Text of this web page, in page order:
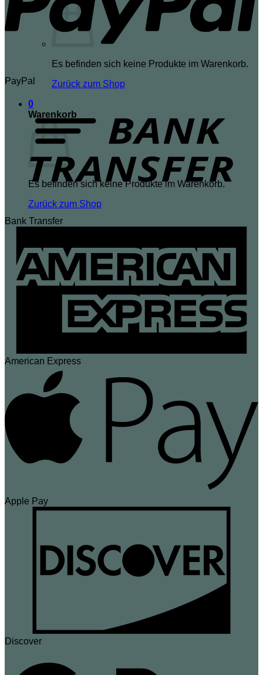
Es befinden sich keine Produkte im Warenkorb.
Zurück zum Shop
0
Warenkorb
Es befinden sich keine Produkte im Warenkorb.
Zurück zum Shop
PayPal
Bank Transfer
American Express
Apple Pay
Discover